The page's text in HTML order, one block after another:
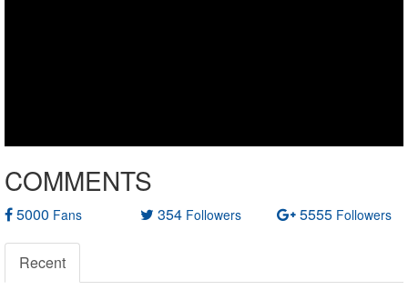
COMMENTS
5000 Fans 354 Followers 5555 Followers
Recent